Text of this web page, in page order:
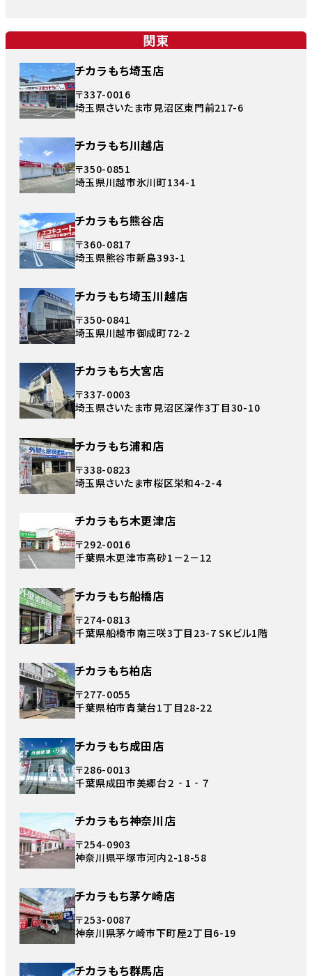
関東
チカラもち埼玉店
〒337-0016
埼玉県さいたま市見沼区東門前217-6
チカラもち川越店
〒350-0851
埼玉県川越市氷川町134-1
チカラもち熊谷店
〒360-0817
埼玉県熊谷市新島393-1
チカラもち埼玉川越店
〒350-0841
埼玉県川越市御成町72-2
チカラもち大宮店
〒337-0003
埼玉県さいたま市見沼区深作3丁目30-10
チカラもち浦和店
〒338-0823
埼玉県さいたま市桜区栄和4-2-4
チカラもち木更津店
〒292-0016
千葉県木更津市高砂1－2－12
チカラもち船橋店
〒274-0813
千葉県船橋市南三咲3丁目23-7 SKビル1階
チカラもち柏店
〒277-0055
千葉県柏市青葉台1丁目28-22
チカラもち成田店
〒286-0013
千葉県成田市美郷台２‐1‐７
チカラもち神奈川店
〒254-0903
神奈川県平塚市河内2-18-58
チカラもち茅ケ崎店
〒253-0087
神奈川県茅ケ崎市下町屋2丁目6-19
チカラもち群馬店